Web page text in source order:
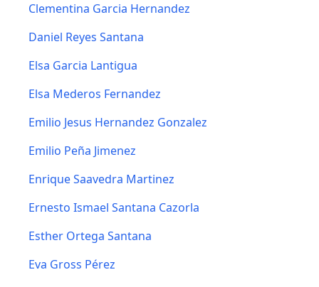
Clementina Garcia Hernandez
Daniel Reyes Santana
Elsa Garcia Lantigua
Elsa Mederos Fernandez
Emilio Jesus Hernandez Gonzalez
Emilio Peña Jimenez
Enrique Saavedra Martinez
Ernesto Ismael Santana Cazorla
Esther Ortega Santana
Eva Gross Pérez